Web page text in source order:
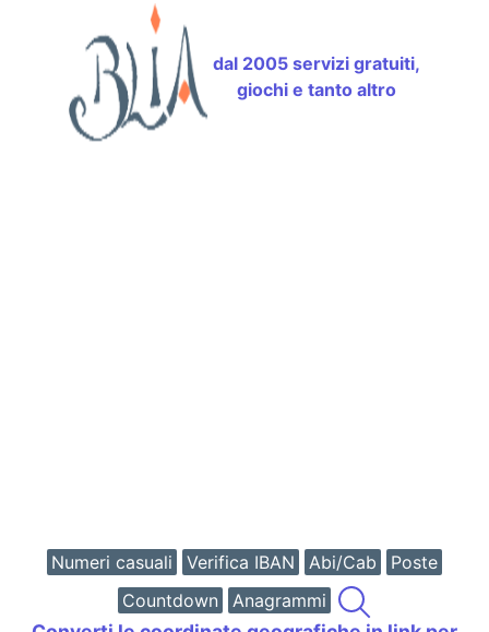
dal 2005 servizi gratuiti,
giochi e tanto altro
Numeri casuali Verifica IBAN Abi/Cab
Poste
Countdown
Anagrammi